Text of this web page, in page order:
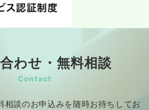
わせ・無料相談
Contact
相談のお申込みを随時お待ちしてお